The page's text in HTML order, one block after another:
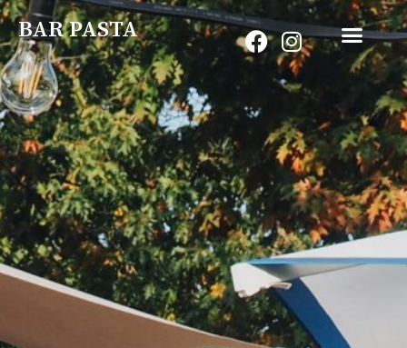
BAR PASTA